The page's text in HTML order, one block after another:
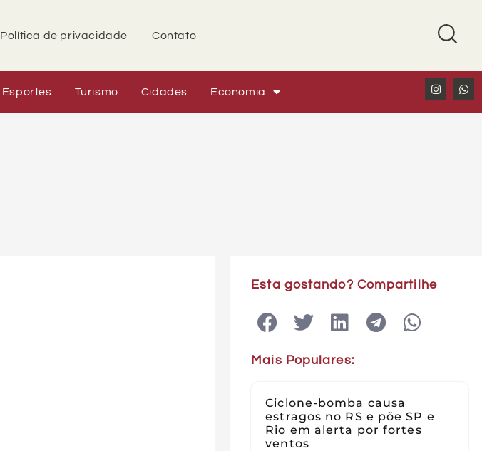
Política de privacidade Contato
Esportes Turismo Cidades Economia
Esta gostando? Compartilhe
Mais Populares:
Ciclone-bomba causa
estragos no RS e põe SP e
Rio em alerta por fortes
ventos